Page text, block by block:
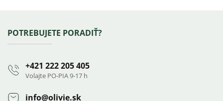
Zápätie
POTREBUJETE PORADIŤ?
+421 222 205 405
Volajte PO-PIA 9-17 h
info@olivie.sk